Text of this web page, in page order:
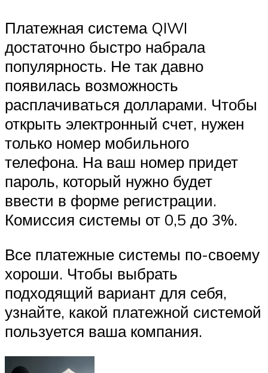
Платежная система QIWI
достаточно быстро набрала
популярность. Не так давно
появилась возможность
расплачиваться долларами. Чтобы
открыть электронный счет, нужен
только номер мобильного
телефона. На ваш номер придет
пароль, который нужно будет
ввести в форме регистрации.
Комиссия системы от 0,5 до 3%.
Все платежные системы по-своему
хороши. Чтобы выбрать
подходящий вариант для себя,
узнайте, какой платежной системой
пользуется ваша компания.